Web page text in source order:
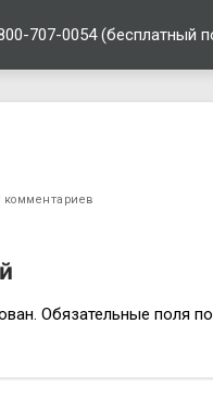
707-0054 (бесплатный
комментариев
Обязательные поля